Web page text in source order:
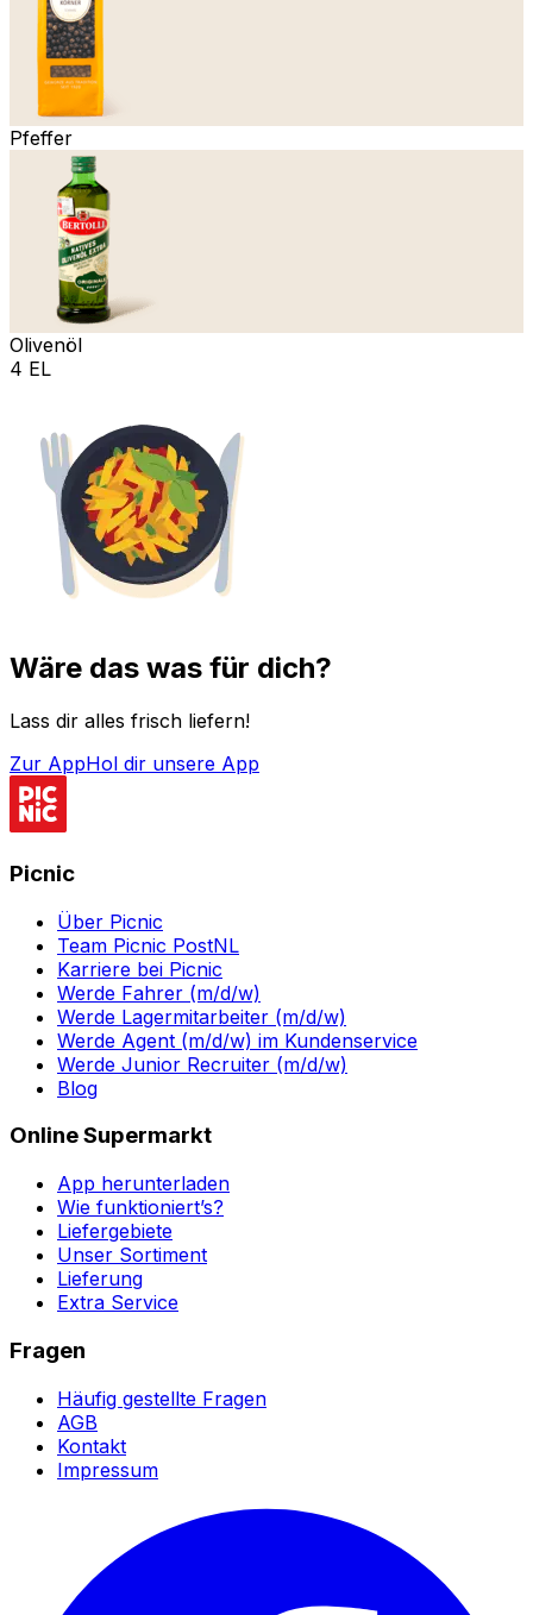
Pfeffer
Olivenöl
4 EL
Wäre das was für dich?
Lass dir alles frisch liefern!
Zur AppHol dir unsere App
Picnic
Über Picnic
Team Picnic PostNL
Karriere bei Picnic
Werde Fahrer (m/d/w)
Werde Lagermitarbeiter (m/d/w)
Werde Agent (m/d/w) im Kundenservice
Werde Junior Recruiter (m/d/w)
Blog
Online Supermarkt
App herunterladen
Wie funktioniert’s?
Liefergebiete
Unser Sortiment
Lieferung
Extra Service
Fragen
Häufig gestellte Fragen
AGB
Kontakt
Impressum